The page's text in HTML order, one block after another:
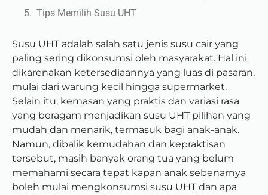
Tips Memilih Susu UHT
Susu UHT adalah salah satu jenis susu cair yang
paling sering dikonsumsi oleh masyarakat. Hal ini
dikarenakan ketersediaannya yang luas di pasaran,
mulai dari warung kecil hingga supermarket.
Selain itu, kemasan yang praktis dan variasi rasa
yang beragam menjadikan susu UHT pilihan yang
mudah dan menarik, termasuk bagi anak-anak.
Namun, dibalik kemudahan dan kepraktisan
tersebut, masih banyak orang tua yang belum
memahami secara tepat kapan anak sebenarnya
boleh mulai mengkonsumsi susu UHT dan apa